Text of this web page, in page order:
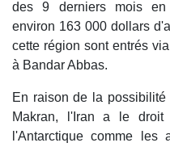
des 9 derniers mois en
environ 163 000 dollars
cette région sont entrés
à Bandar Abbas.
En raison de la
Makran, l'Iran a le
l'Antarctique comme les